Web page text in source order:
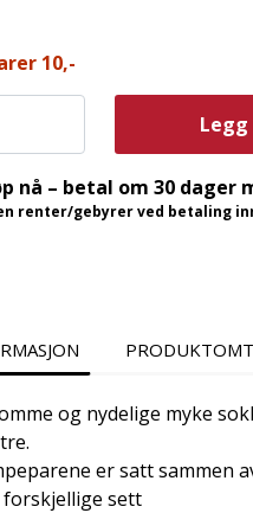
10,-
nå – betal om 30 dager
renter/gebyrer ved betaling
og nydelige myke
er satt sammen
forskjellige sett